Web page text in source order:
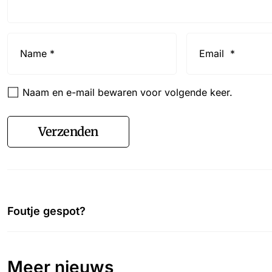
Naam en e-mail bewaren voor volgende keer.
Verzenden
Foutje gespot?
Meer nieuws